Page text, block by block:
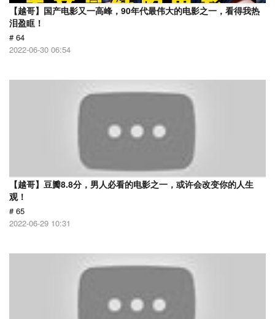
【越哥】国产电影又一高峰，90年代最伟大的电影之一，看得我热
泪盈眶！
# 64
2022-06-30 06:54
【越哥】豆瓣8.8分，男人必看的电影之一，或许会改变你的人生
观！
# 65
2022-06-29 10:31